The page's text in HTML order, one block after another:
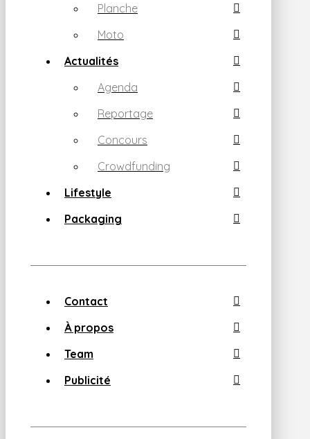
Planche
Moto
Actualités
Agenda
Reportage
Concours
Crowdfunding
Lifestyle
Packaging
Contact
À propos
Team
Publicité